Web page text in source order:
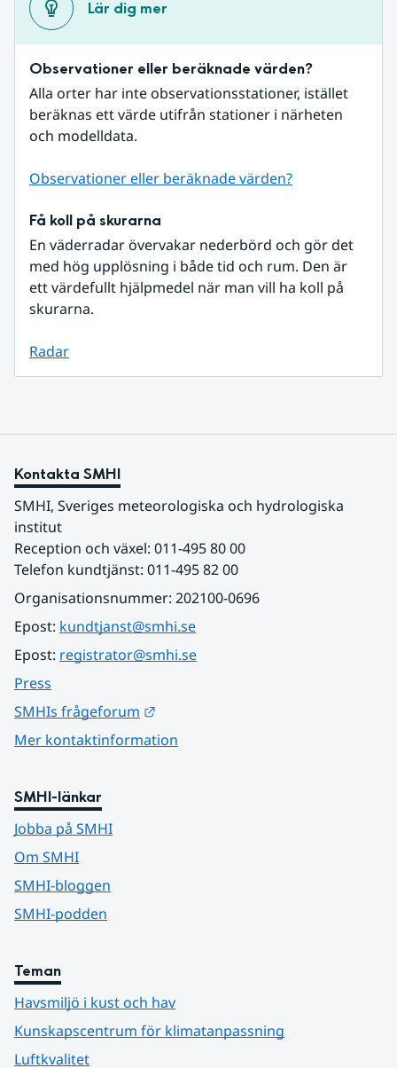
Lär dig mer
Observationer eller beräknade värden?
Alla orter har inte observationsstationer, istället
beräknas ett värde utifrån stationer i närheten
och modelldata.
Observationer eller beräknade värden?
Få koll på skurarna
En väderradar övervakar nederbörd och gör det
med hög upplösning i både tid och rum. Den är
ett värdefullt hjälpmedel när man vill ha koll på
skurarna.
Radar
Kontakta SMHI
SMHI, Sveriges meteorologiska och hydrologiska
institut
Reception och växel: 011-495 80 00
Telefon kundtjänst: 011-495 82 00
Organisationsnummer: 202100-0696
Epost: kundtjanst@smhi.se
Epost: registrator@smhi.se
Press
SMHIs frågeforum
Mer kontaktinformation
SMHI-länkar
Jobba på SMHI
Om SMHI
SMHI-bloggen
SMHI-podden
Teman
Havsmiljö i kust och hav
Kunskapscentrum för klimatanpassning
Luftkvalitet